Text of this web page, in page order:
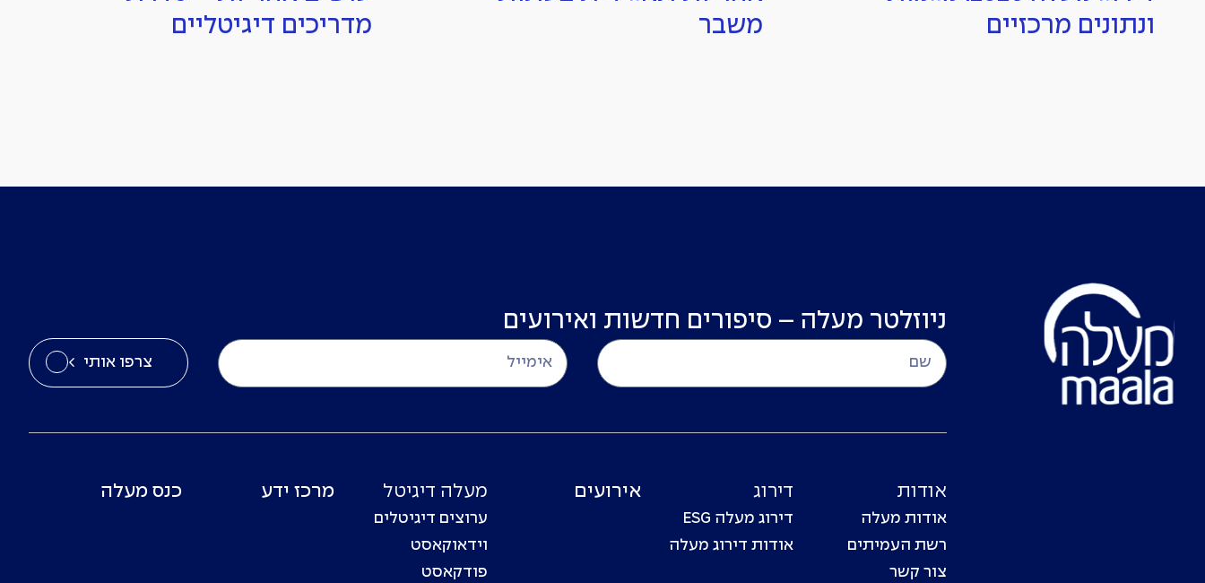
ונתונים מרכזיים
משבר
מדריכים דיגיטליים
ניוזלטר מעלה – סיפורים חדשות ואירועים
צרפו אותי
אודות
אודות מעלה
רשת העמיתים
צור קשר
דירוג
דירוג מעלה ESG
אודות דירוג מעלה
אירועים מעלה דיגיטל
ערוצים דיגיטלים
וידאוקאסט
פודקאסט
מרכז ידע כנס מעלה